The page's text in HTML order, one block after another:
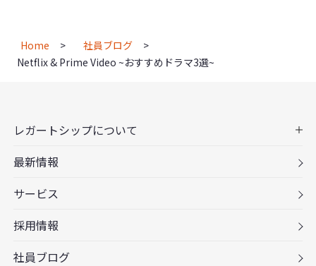
Home
社員ブログ
Netflix & Prime Video ~おすすめドラマ3選~
レガートシップについて
最新情報
サービス
採用情報
社員ブログ